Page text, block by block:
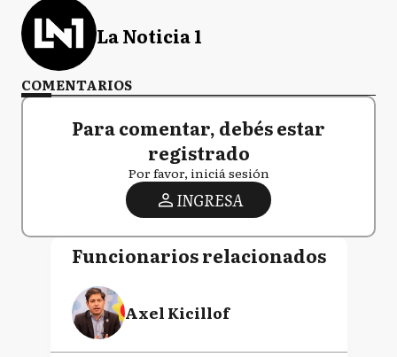
La Noticia 1
COMENTARIOS
Para comentar, debés estar
registrado
Por favor, iniciá sesión
INGRESA
Funcionarios relacionados
Axel Kicillof